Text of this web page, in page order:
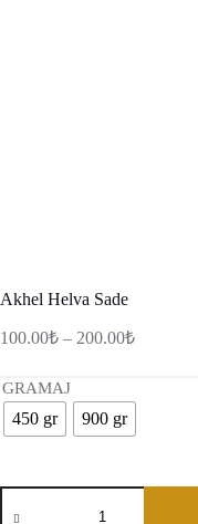
Akhel Helva Sade
100.00₺ – 200.00₺Fiyat
-
GRAMAJ
450 gr 900 gr
Akhel
Helva